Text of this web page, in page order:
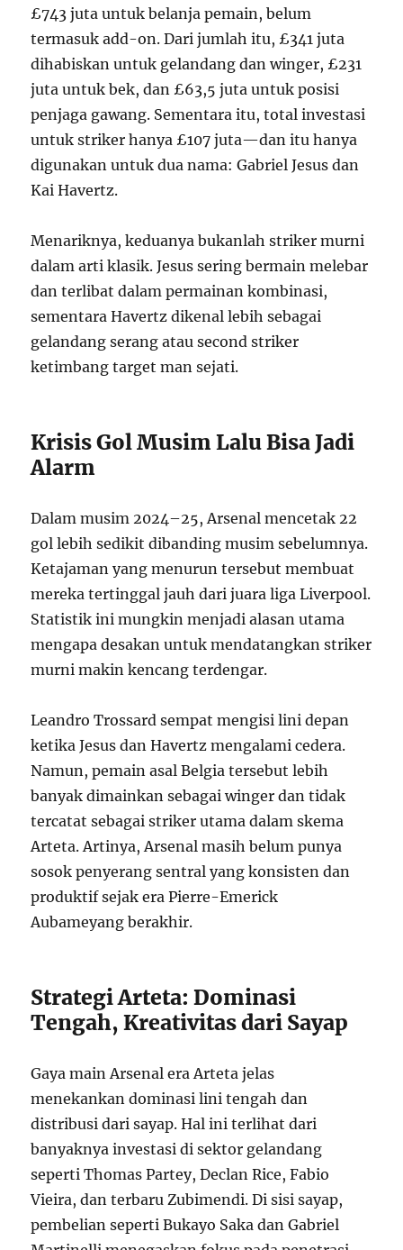
£743 juta untuk belanja pemain, belum
termasuk add-on. Dari jumlah itu, £341 juta
dihabiskan untuk gelandang dan winger, £231
juta untuk bek, dan £63,5 juta untuk posisi
penjaga gawang. Sementara itu, total investasi
untuk striker hanya £107 juta—dan itu hanya
digunakan untuk dua nama: Gabriel Jesus dan
Kai Havertz.
Menariknya, keduanya bukanlah striker murni
dalam arti klasik. Jesus sering bermain melebar
dan terlibat dalam permainan kombinasi,
sementara Havertz dikenal lebih sebagai
gelandang serang atau second striker
ketimbang target man sejati.
Krisis Gol Musim Lalu Bisa Jadi
Alarm
Dalam musim 2024–25, Arsenal mencetak 22
gol lebih sedikit dibanding musim sebelumnya.
Ketajaman yang menurun tersebut membuat
mereka tertinggal jauh dari juara liga Liverpool.
Statistik ini mungkin menjadi alasan utama
mengapa desakan untuk mendatangkan striker
murni makin kencang terdengar.
Leandro Trossard sempat mengisi lini depan
ketika Jesus dan Havertz mengalami cedera.
Namun, pemain asal Belgia tersebut lebih
banyak dimainkan sebagai winger dan tidak
tercatat sebagai striker utama dalam skema
Arteta. Artinya, Arsenal masih belum punya
sosok penyerang sentral yang konsisten dan
produktif sejak era Pierre-Emerick
Aubameyang berakhir.
Strategi Arteta: Dominasi
Tengah, Kreativitas dari Sayap
Gaya main Arsenal era Arteta jelas
menekankan dominasi lini tengah dan
distribusi dari sayap. Hal ini terlihat dari
banyaknya investasi di sektor gelandang
seperti Thomas Partey, Declan Rice, Fabio
Vieira, dan terbaru Zubimendi. Di sisi sayap,
pembelian seperti Bukayo Saka dan Gabriel